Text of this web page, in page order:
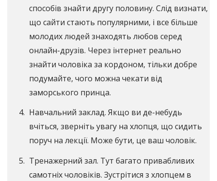
способів знайти другу половину. Слід визнати,
що сайти стають популярними, і все більше
молодих людей знаходять любов серед
онлайн-друзів. Через інтернет реально
знайти чоловіка за кордоном, тільки добре
подумайте, чого можна чекати від
заморського принца.
Навчальний заклад. Якщо ви де-небудь
вчіться, зверніть увагу на хлопця, що сидить
поруч на лекції. Може бути, це ваш чоловік.
Тренажерний зал. Тут багато привабливих
самотніх чоловіків. Зустрітися з хлопцем в